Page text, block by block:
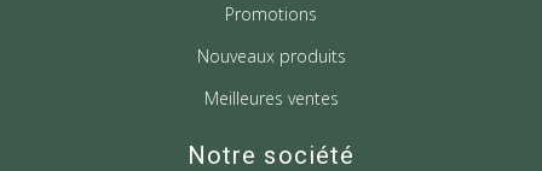
Promotions
Nouveaux produits
Meilleures ventes
Notre société